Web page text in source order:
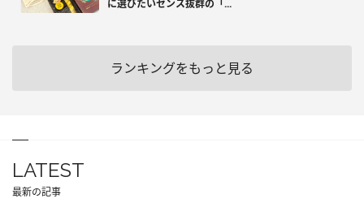
に選びたいセンス抜群の「...
ランキングをもっと見る
LATEST
最新の記事